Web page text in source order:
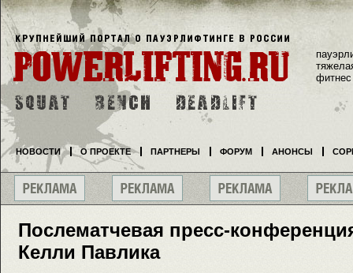
Послематчевая пресс-
Келли Павлика
фитнес
НОВОСТИ О ПРОЕКТЕ ПАРТНЕРЫ ФОРУМ АНОНСЫ